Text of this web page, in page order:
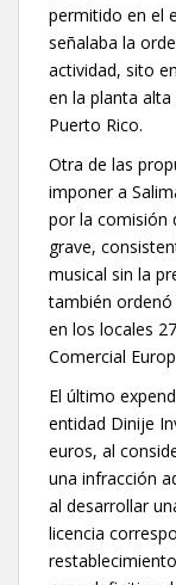
permitido en el
señalaba la
actividad, sito
en la planta
Puerto Rico.
Otra de las
imponer a
por la comisión
grave,
musical sin la
también
en los locales
Comercial
El último
entidad Dinije
euros, al
una infracción
al desarrollar
licencia